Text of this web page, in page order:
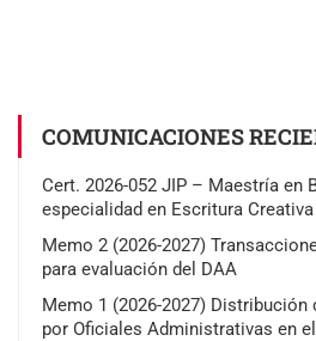
COMUNICACIONES
Cert. 2026-052 JIP – Maestría en
especialidad en Escritura
Memo 2 (2026-2027)
para evaluación del DAA
Memo 1 (2026-2027) Distribución
por Oficiales Administrativas en